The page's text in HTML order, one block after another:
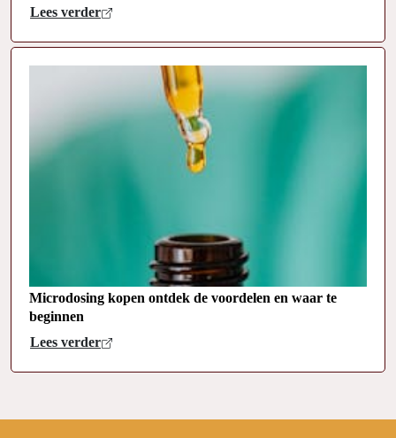
Lees verder
Microdosing kopen ontdek de voordelen en waar te
beginnen
Lees verder